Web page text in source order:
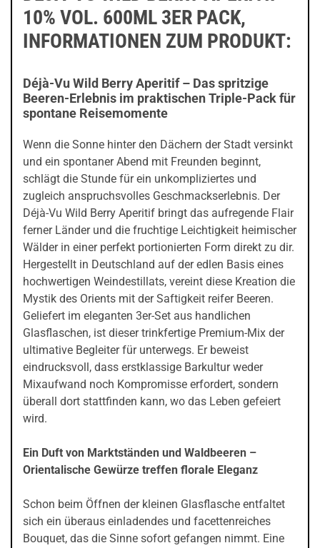
10% VOL. 600ML 3ER PACK,
INFORMATIONEN ZUM PRODUKT:
Déjà-Vu Wild Berry Aperitif – Das spritzige
Beeren-Erlebnis im praktischen Triple-Pack für
spontane Reisemomente
Wenn die Sonne hinter den Dächern der Stadt versinkt
und ein spontaner Abend mit Freunden beginnt,
schlägt die Stunde für ein unkompliziertes und
zugleich anspruchsvolles Geschmackserlebnis. Der
Déjà-Vu Wild Berry Aperitif bringt das aufregende Flair
ferner Länder und die fruchtige Leichtigkeit heimischer
Wälder in einer perfekt portionierten Form direkt zu dir.
Hergestellt in Deutschland auf der edlen Basis eines
hochwertigen Weindestillats, vereint diese Kreation die
Mystik des Orients mit der Saftigkeit reifer Beeren.
Geliefert im eleganten 3er-Set aus handlichen
Glasflaschen, ist dieser trinkfertige Premium-Mix der
ultimative Begleiter für unterwegs. Er beweist
eindrucksvoll, dass erstklassige Barkultur weder
Mixaufwand noch Kompromisse erfordert, sondern
überall dort stattfinden kann, wo das Leben gefeiert
wird.
Ein Duft von Marktständen und Waldbeeren –
Orientalische Gewürze treffen florale Eleganz
Schon beim Öffnen der kleinen Glasflasche entfaltet
sich ein überaus einladendes und facettenreiches
Bouquet, das die Sinne sofort gefangen nimmt. Eine